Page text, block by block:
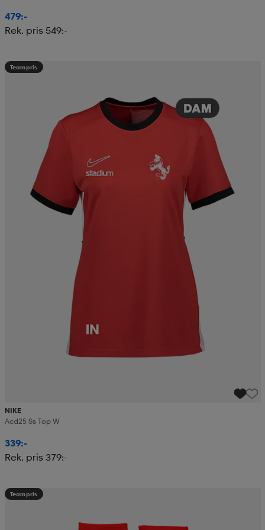
479:-
Rek. pris 549:-
Teampris
NIKE
Acd25 Ss Top W
339:-
Rek. pris 379:-
Teampris